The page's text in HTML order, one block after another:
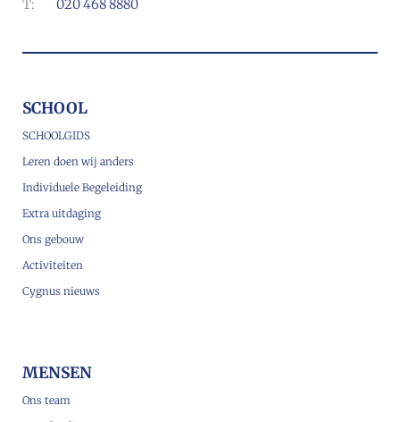
T: 020 468 8880
SCHOOL
SCHOOLGIDS
Leren doen wij anders
Individuele Begeleiding
Extra uitdaging
Ons gebouw
Activiteiten
Cygnus nieuws
MENSEN
Ons team